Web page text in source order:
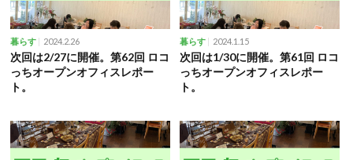
暮らす 2024.2.26
次回は2/27に開催。第62回 ロコ
っちオープンオフィスレポー
ト。
暮らす 2024.1.15
次回は1/30に開催。第61回 ロコ
っちオープンオフィスレポー
ト。